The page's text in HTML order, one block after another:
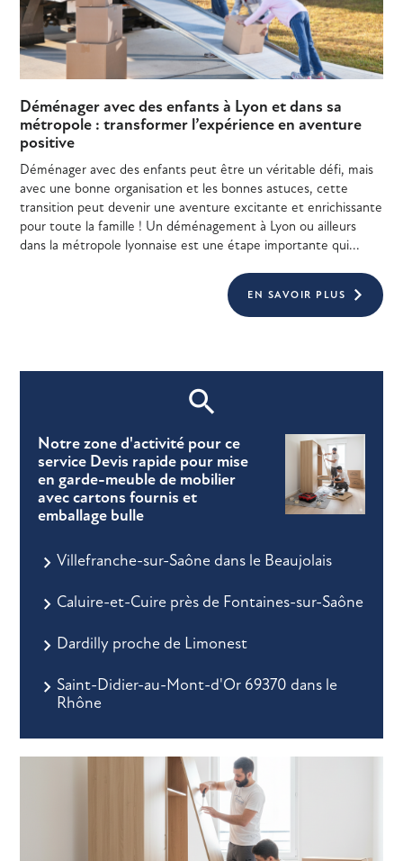
Déménager avec des enfants à Lyon et dans sa
métropole : transformer l’expérience en aventure
positive
Déménager avec des enfants peut être un véritable défi, mais
avec une bonne organisation et les bonnes astuces, cette
transition peut devenir une aventure excitante et enrichissante
pour toute la famille ! Un déménagement à Lyon ou ailleurs
dans la métropole lyonnaise est une étape importante qui...
EN SAVOIR PLUS
Notre zone d'activité pour ce
service Devis rapide pour mise
en garde-meuble de mobilier
avec cartons fournis et
emballage bulle
Villefranche-sur-Saône dans le Beaujolais
Caluire-et-Cuire près de Fontaines-sur-Saône
Dardilly proche de Limonest
Saint-Didier-au-Mont-d'Or 69370 dans le
Rhône